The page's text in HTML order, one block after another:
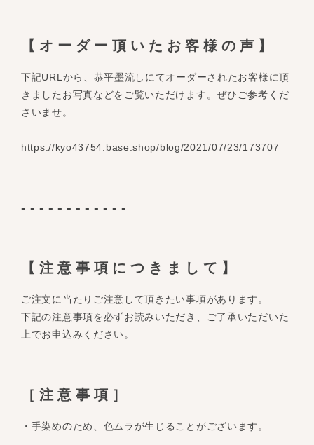
【オーダー頂いたお客様の声】
下記URLから、恭平墨流しにてオーダーされたお客様に頂
きましたお写真などをご覧いただけます。ぜひご参考くだ
さいませ。
https://kyo43754.base.shop/blog/2021/07/23/173707
------------
【注意事項につきまして】
ご注文に当たりご注意して頂きたい事項があります。
下記の注意事項を必ずお読みいただき、ご了承いただいた
上でお申込みください。
［注意事項］
・手染めのため、色ムラが生じることがございます。